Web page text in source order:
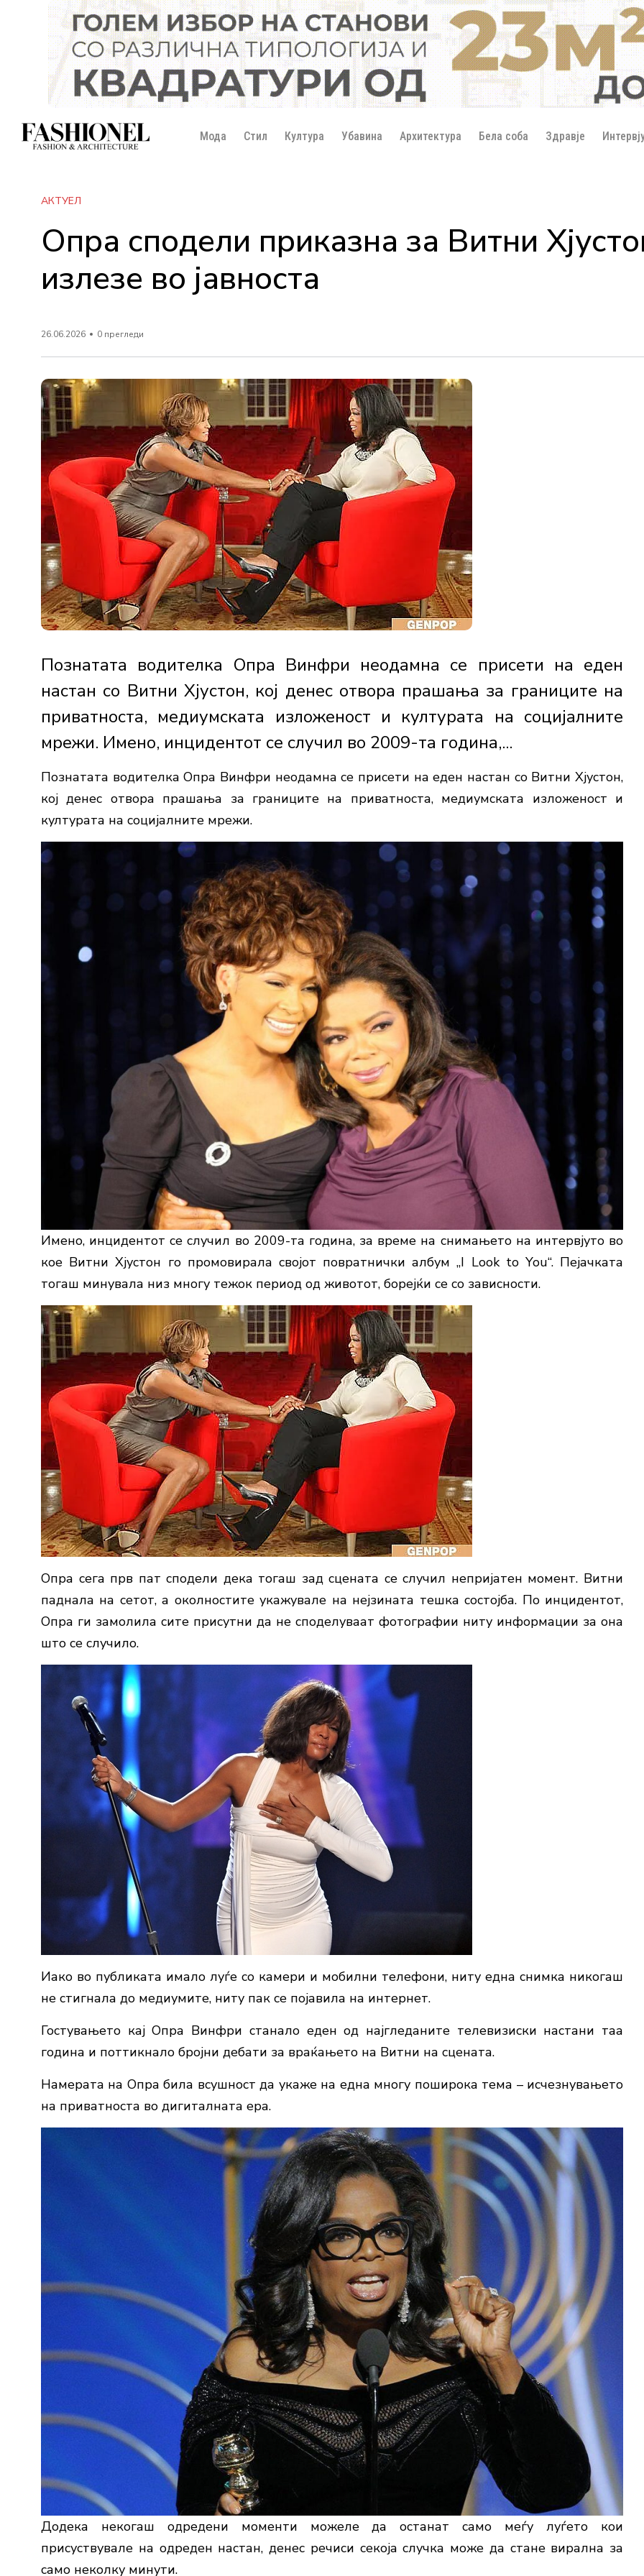
Мода Стил Култура Убавина Архитектура Бела соба Здравје
АКТУЕЛ
Опра сподели приказна за Витни
излезе во јавноста
26.06.2026 0 прегледи
Познатата водителка Опра Винфри неодамна се присети на еден
настан со Витни Хјустон, кој денес отвора прашања за границите на
приватноста, медиумската изложеност и културата на социјалните
мрежи. Имено, инцидентот се случил во 2009-та година,...
Познатата водителка Опра Винфри неодамна се присети на еден настан со Витни Хјустон,
кој денес отвора прашања за границите на приватноста, медиумската изложеност и
културата на социјалните мрежи.
Имено, инцидентот се случил во 2009-та година, за време на снимањето на интервјуто во
кое Витни Хјустон го промовирала својот повратнички албум „I Look to You“. Пејачката
тогаш минувала низ многу тежок период од животот, борејќи се со зависности.
Опра сега прв пат сподели дека тогаш зад сцената се случил непријатен момент. Витни
паднала на сетот, а околностите укажувале на нејзината тешка состојба. По инцидентот,
Опра ги замолила сите присутни да не споделуваат фотографии ниту информации за она
што се случило.
Иако во публиката имало луѓе со камери и мобилни телефони, ниту една снимка никогаш
не стигнала до медиумите, ниту пак се појавила на интернет.
Гостувањето кај Опра Винфри станало еден од најгледаните телевизиски настани таа
година и поттикнало бројни дебати за враќањето на Витни на сцената.
Намерата на Опра била всушност да укаже на една многу поширока тема – исчезнувањето
на приватноста во дигиталната ера.
Додека некогаш одредени моменти можеле да останат само меѓу луѓето кои
присуствувале на одреден настан, денес речиси секоја случка може да стане вирална за
само неколку минути.